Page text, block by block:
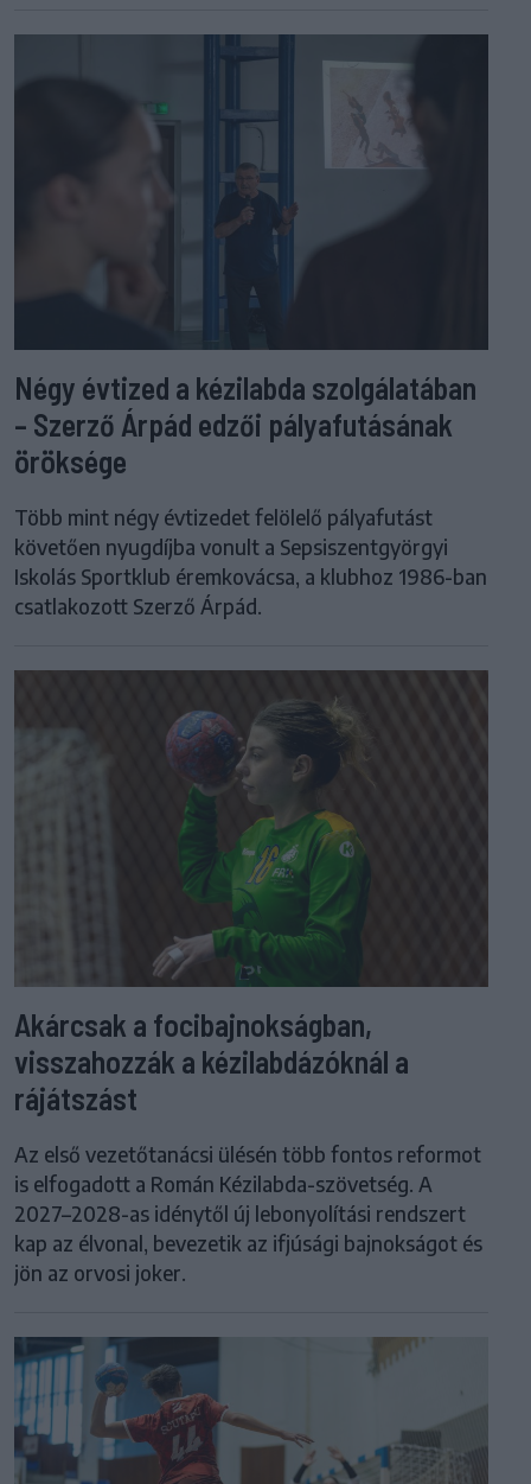
Négy évtized a kézilabda szolgálatában
– Szerző Árpád edzői pályafutásának
öröksége
Több mint négy évtizedet felölelő pályafutást
követően nyugdíjba vonult a Sepsiszentgyörgyi
Iskolás Sportklub éremkovácsa, a klubhoz 1986-ban
csatlakozott Szerző Árpád.
Akárcsak a focibajnokságban,
visszahozzák a kézilabdázóknál a
rájátszást
Az első vezetőtanácsi ülésén több fontos reformot
is elfogadott a Román Kézilabda-szövetség. A
2027–2028-as idénytől új lebonyolítási rendszert
kap az élvonal, bevezetik az ifjúsági bajnokságot és
jön az orvosi joker.